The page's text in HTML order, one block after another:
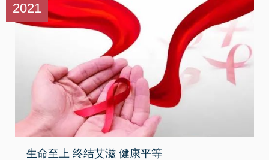
2021
生命至上 终结艾滋 健康平等